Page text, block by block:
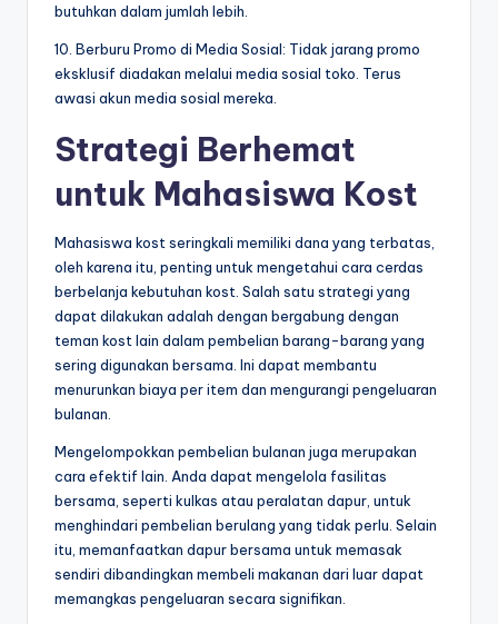
butuhkan dalam jumlah lebih.
10. Berburu Promo di Media Sosial: Tidak jarang promo
eksklusif diadakan melalui media sosial toko. Terus
awasi akun media sosial mereka.
Strategi Berhemat
untuk Mahasiswa Kost
Mahasiswa kost seringkali memiliki dana yang terbatas,
oleh karena itu, penting untuk mengetahui cara cerdas
berbelanja kebutuhan kost. Salah satu strategi yang
dapat dilakukan adalah dengan bergabung dengan
teman kost lain dalam pembelian barang-barang yang
sering digunakan bersama. Ini dapat membantu
menurunkan biaya per item dan mengurangi pengeluaran
bulanan.
Mengelompokkan pembelian bulanan juga merupakan
cara efektif lain. Anda dapat mengelola fasilitas
bersama, seperti kulkas atau peralatan dapur, untuk
menghindari pembelian berulang yang tidak perlu. Selain
itu, memanfaatkan dapur bersama untuk memasak
sendiri dibandingkan membeli makanan dari luar dapat
memangkas pengeluaran secara signifikan.